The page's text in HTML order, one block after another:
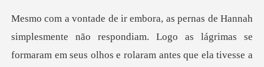
smente não respondiam. Logo as lágrimas se
formaram em seus